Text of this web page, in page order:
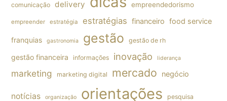
comunicação delivery empreendedorismo
empreender estratégia estratégias financeiro food service
franquias gastronomia gestão gestão de rh
gestão financeira informações inovação liderança
marketing marketing digital mercado negócio
notícias organização orientações pesquisa